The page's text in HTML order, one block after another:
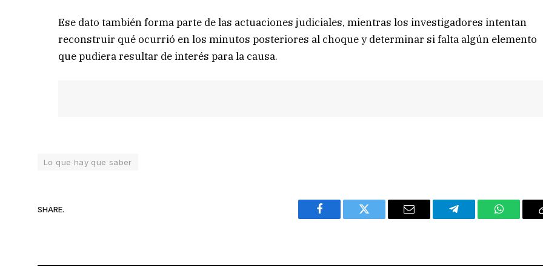
Ese dato también forma parte de las actuaciones judiciales, mientras los investigadores intentan
reconstruir qué ocurrió en los minutos posteriores al choque y determinar si falta algún elemento
que pudiera resultar de interés para la causa.
Lo que hay que saber
SHARE.
Facebook Twitter Email Telegram